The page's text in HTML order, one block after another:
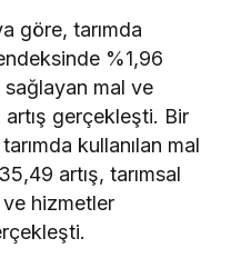
göre, tarımda
%1,96
sağlayan mal ve
gerçekleşti. Bir
kullanılan mal
artış, tarımsal
ve hizmetler